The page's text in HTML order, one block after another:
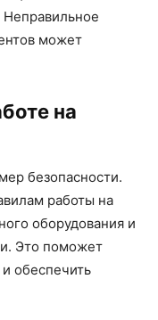
Неправильное
может
на
безопасности.
работы на
оборудования и
Это поможет
обеспечить